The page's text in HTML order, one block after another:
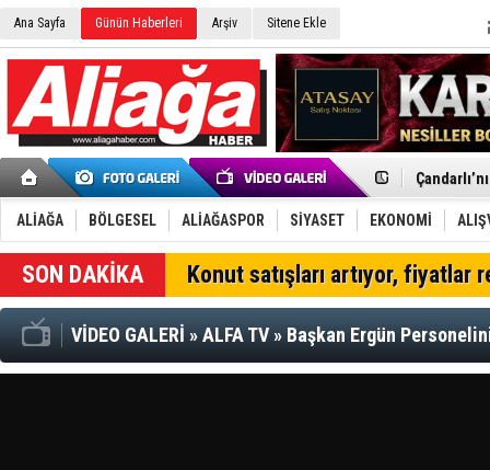
Ana Sayfa Günün Haberleri Arşiv Sitene Ekle
Menemen
Furkan
Chp
AK Parti
SOCAR
Trafiği
Alto,
Aliağa'daki
Dikili'de
ALİAĞA BÖLGESEL ALİAĞASPOR SİYASET EKONOMİ
Konut satışları artıyor, fiyatlar
VİDEO GALERİ »ALFA TV» Başkan Ergün